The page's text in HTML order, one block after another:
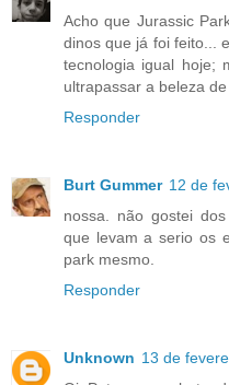
Acho que Jurassic
dinos que já foi feito...
tecnologia igual hoje;
ultrapassar a beleza de
Responder
Burt Gummer 12 de
nossa. não gostei
que levam a serio os
park mesmo.
Responder
Unknown 13 de